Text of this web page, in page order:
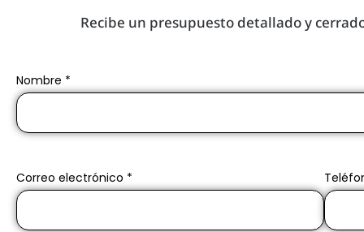
Recibe un presupuesto detallado y
Nombre *
Correo electrónico *